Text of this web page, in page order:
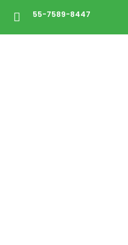
 55-7589-8447